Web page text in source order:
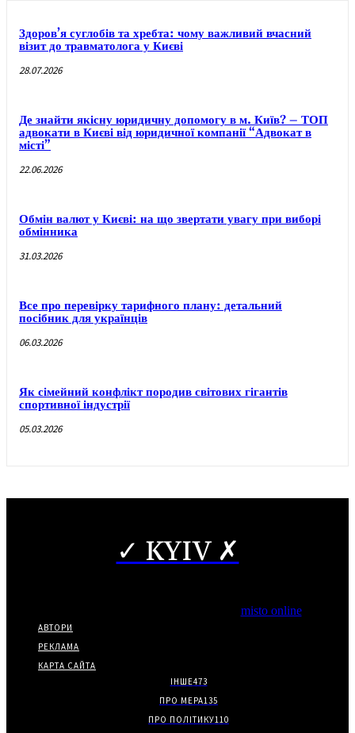
Здоров’я суглобів та хребта: чому важливий вчасний
візит до травматолога у Києві
28.07.2026
Де знайти якісну юридичну допомогу в м. Київ? – ТОП
адвокати в Києві від юридичної компанії “Адвокат в
місті”
22.06.2026
Обмін валют у Києві: на що звертати увагу при виборі
обмінника
31.03.2026
Все про перевірку тарифного плану: детальний
посібник для українців
06.03.2026
Як сімейний конфлікт породив світових гігантів
спортивної індустрії
05.03.2026
✓ KYIV ✗
misto online
АВТОРИ
РЕКЛАМА
КАРТА САЙТА
ІНШЕ473
ПРО МЕРА135
ПРО ПОЛІТИКУ110